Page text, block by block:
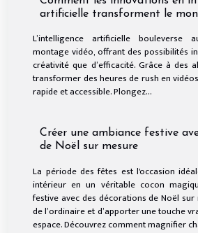
artificielle transforment le
L’intelligence artificielle bouleverse
montage vidéo, offrant des possibilités
créativité que d’efficacité. Grâce à des
transformer des heures de rush en
rapide et accessible. Plongez...
Créer une ambiance festive
de Noël sur mesure
La période des fêtes est l'occasion
intérieur en un véritable cocon
festive avec des décorations de Noël
de l’ordinaire et d’apporter une touche
espace. Découvrez comment magnifier